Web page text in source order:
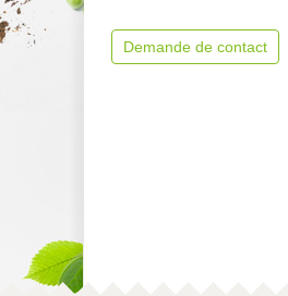
Demande de contact